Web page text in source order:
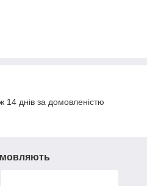
днів за домовленістю